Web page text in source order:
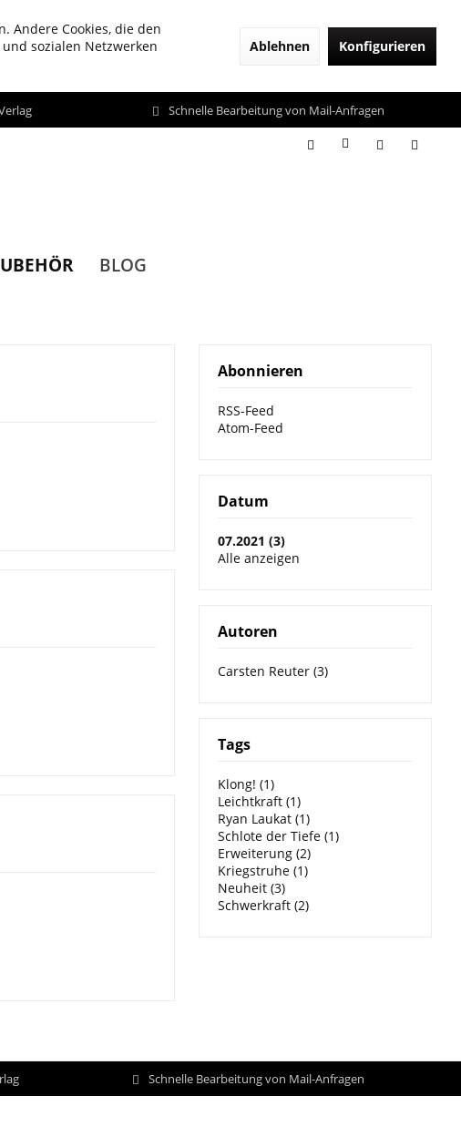
Andere Cookies, die den
sozialen Netzwerken
Ablehnen Konfigurieren
Schnelle Bearbeitung von Mail-Anfragen
BLOG
Abonnieren
RSS-Feed
Atom-Feed
Datum
07.2021 (3)
Alle anzeigen
Autoren
Carsten Reuter (3)
Tags
Klong! (1)
Leichtkraft (1)
Ryan Laukat (1)
Schlote der Tiefe (1)
Erweiterung (2)
Kriegstruhe (1)
Neuheit (3)
Schwerkraft (2)
Schnelle Bearbeitung von Mail-Anfragen